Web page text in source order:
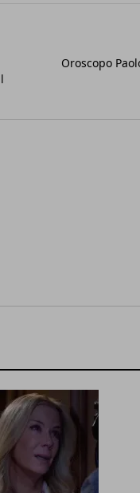
Oroscopo